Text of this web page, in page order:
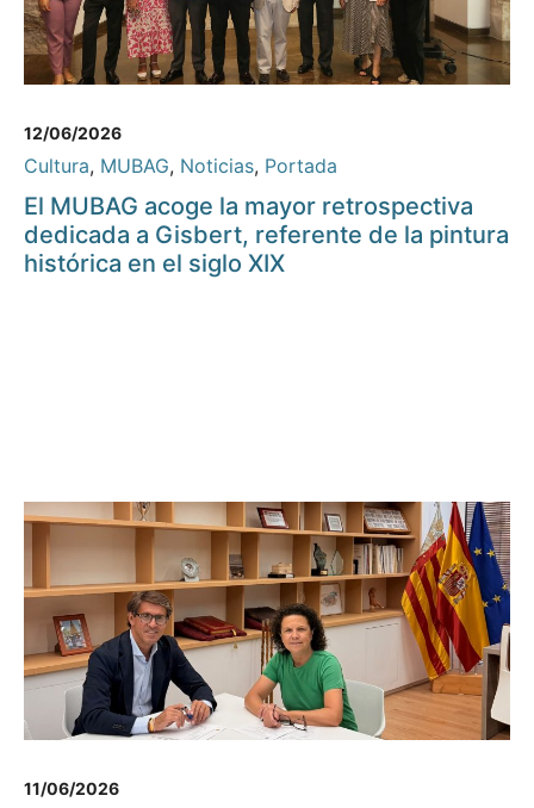
12/06/2026
Cultura, MUBAG, Noticias, Portada
El MUBAG acoge la mayor retrospectiva
dedicada a Gisbert, referente de la pintura
histórica en el siglo XIX
11/06/2026